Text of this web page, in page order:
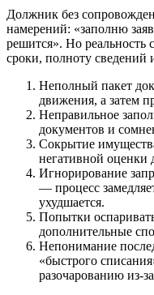
Должник без
намерений: «заполню
решится». Но реальность
сроки, полноту сведений
Неполный пакет
движения, а затем
Неправильное
документов и
Сокрытие
негативной оценки
Игнорирование
— процесс
ухудшается.
Попытки
дополнительные
Непонимание
«быстрого
разочарованию